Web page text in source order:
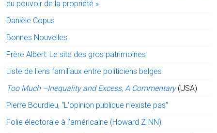
du pouvoir de la propriété »
Danièle Copus
Bonnes Nouvelles
Frère Albert: Le site des gros patrimoines
Liste de liens familiaux entre politiciens belges
Too Much –Inequality and Excess, A Commentary (USA)
Pierre Bourdieu, "L'opinion publique n'existe pas"
Folie électorale à l’américaine (Howard ZINN)